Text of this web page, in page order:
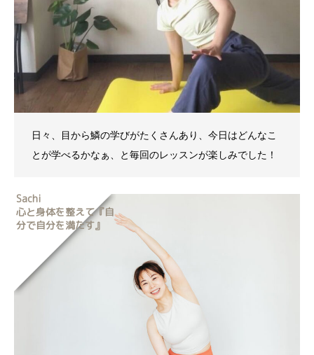
日々、目から鱗の学びがたくさんあり、今日はどんなこ
とが学べるかなぁ、と毎回のレッスンが楽しみでした！
Sachi
心と身体を整えて『自
分で自分を満たす』